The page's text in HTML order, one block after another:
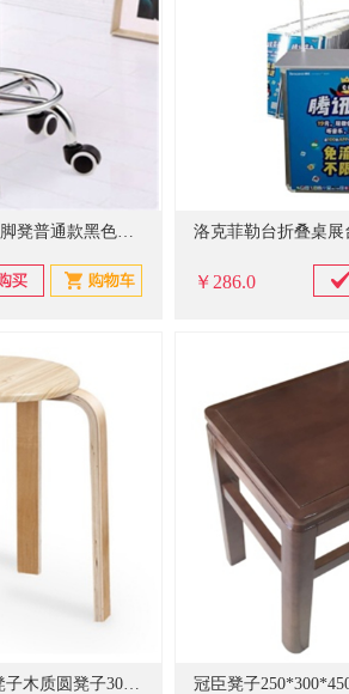
金经吧台椅升降椅子高脚凳普通款黑色圆盘款(计价单位：套)
￥286.0
冠臣WXG曲木凳无胶凳子木质圆凳子30*46cm(原木色)(计价单位：套)